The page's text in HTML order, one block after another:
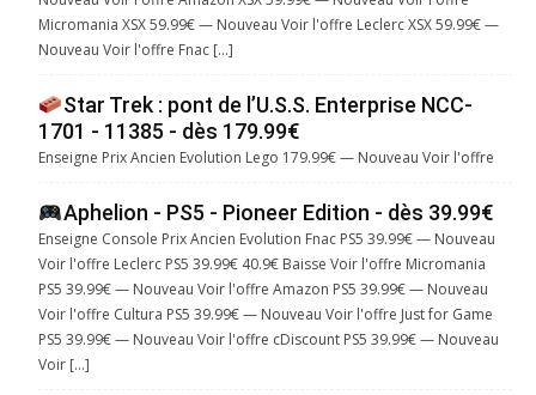
Micromania XSX 59.99€ — Nouveau Voir l'offre Leclerc XSX 59.99€ —
Nouveau Voir l'offre Fnac […]
Star Trek : pont de l’U.S.S. Enterprise NCC-
1701 - 11385 - dès 179.99€
Enseigne Prix Ancien Evolution Lego 179.99€ — Nouveau Voir l'offre
Aphelion - PS5 - Pioneer Edition - dès 39.99€
Enseigne Console Prix Ancien Evolution Fnac PS5 39.99€ — Nouveau
Voir l'offre Leclerc PS5 39.99€ 40.9€ Baisse Voir l'offre Micromania
PS5 39.99€ — Nouveau Voir l'offre Amazon PS5 39.99€ — Nouveau
Voir l'offre Cultura PS5 39.99€ — Nouveau Voir l'offre Just for Game
PS5 39.99€ — Nouveau Voir l'offre cDiscount PS5 39.99€ — Nouveau
Voir […]